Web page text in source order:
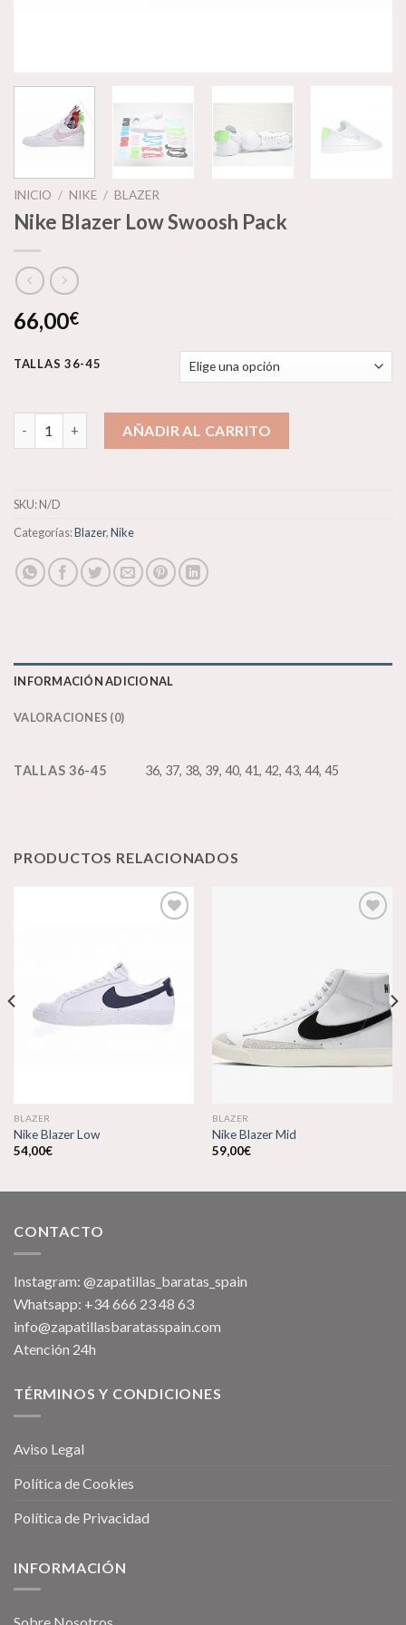
INICIO / NIKE / BLAZER
Nike Blazer Low Swoosh Pack
66,00€
TALLAS 36-45
Nike Blazer Low Swoosh Pack cantidad
AÑADIR AL CARRITO
SKU:N/D
Categorías:Blazer,Nike
INFORMACIÓN ADICIONAL
VALORACIONES (0)
TALLAS 36-45 36, 37, 38, 39, 40, 41, 42, 43, 44, 45
PRODUCTOS RELACIONADOS
a la
lista de
deseos
BLAZER
Nike Blazer Low
54,00€
a la
lista de
deseos
BLAZER
Nike Blazer Mid
59,00€
CONTACTO
Instagram: @zapatillas_baratas_spain
Whatsapp: +34 666 23 48 63
info@zapatillasbaratasspain.com
Atención 24h
TÉRMINOS Y CONDICIONES
Aviso Legal
Política de Cookies
Política de Privacidad
INFORMACIÓN